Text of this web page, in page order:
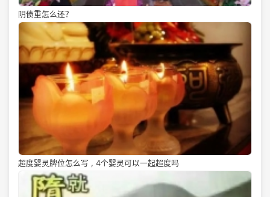
阴债重怎么还？
超度婴灵牌位怎么写 , 4个婴灵可以一起超度吗